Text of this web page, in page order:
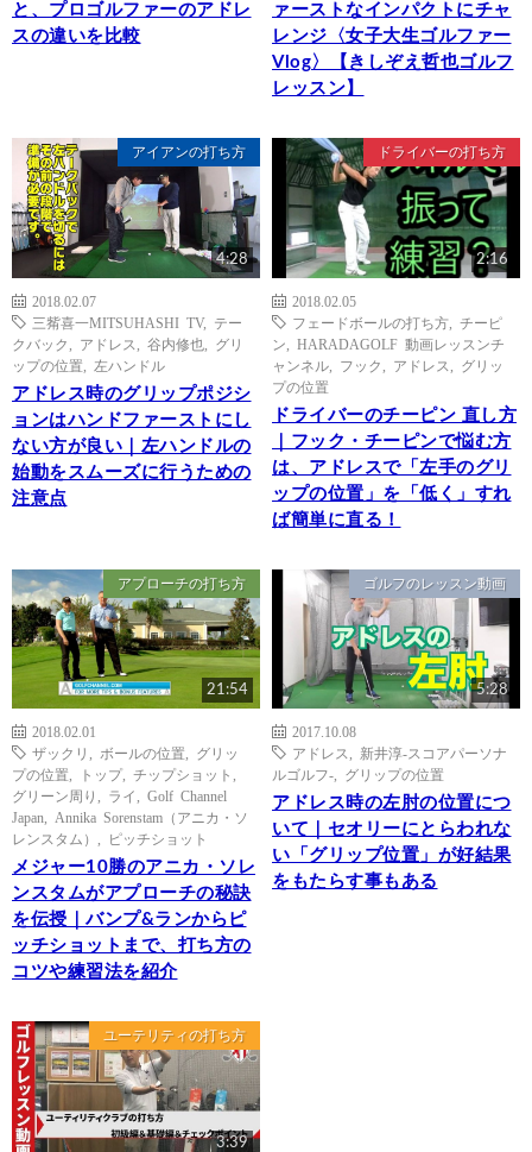
と、プロゴルファーのアドレ
スの違いを比較
ァーストなインパクトにチャ
レンジ〈女子大生ゴルファー
Vlog〉【きしぞえ哲也ゴルフ
レッスン】
アイアンの打ち方
4:28
2018.02.07
三觜喜一MITSUHASHI TV, テー
クバック
アドレス 谷内修也
グリ
ップの位置
左ハンドル
アドレス時のグリップポジシ
ョンはハンドファーストにし
ない方が良い｜左ハンドルの
始動をスムーズに行うための
注意点
ドライバーの打ち方
2:16
2018.02.05
フェードボールの打ち方
チーピ
ン
HARADAGOLF 動画レッスンチ
ャンネル
フック アドレス
グリッ
プの位置
ドライバーのチーピン 直し方
｜フック・チーピンで悩む方
は、アドレスで「左手のグリ
ップの位置」を「低く」すれ
ば簡単に直る！
アプローチの打ち方
21:54
2018.02.01
ザックリ
ボールの位置
グリッ
プの位置
トップ, チップショット
グリーン周り
ライ
Golf Channel
Japan
Annika Sorenstam（アニカ・ソ
レンスタム）
ピッチショット
メジャー10勝のアニカ・ソレ
ンスタムがアプローチの秘訣
を伝授｜バンプ&ランからピ
ッチショットまで、打ち方の
コツや練習法を紹介
ゴルフのレッスン動画
5:28
2017.10.08
アドレス
新井淳-スコアパーソナ
ルゴルフ-
グリップの位置
アドレス時の左肘の位置につ
いて｜セオリーにとらわれな
い「グリップ位置」が好結果
をもたらす事もある
ユーテリティの打ち方
3:39